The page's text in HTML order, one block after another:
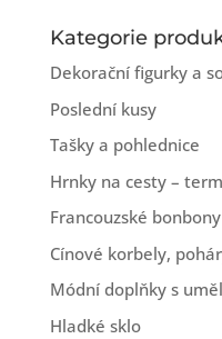
Kategorie
Dekorační figurky a
Poslední kusy
Tašky a pohlednice
Hrnky na cesty –
Francouzské
Cínové korbely,
Módní doplňky s
Hladké sklo